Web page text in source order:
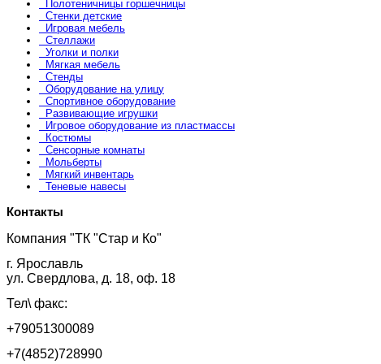
Полотеничницы горшечницы
Стенки детские
Игровая мебель
Стеллажи
Уголки и полки
Мягкая мебель
Стенды
Оборудование на улицу
Спортивное оборудование
Развивающие игрушки
Игровое оборудование из пластмассы
Костюмы
Сенсорные комнаты
Мольберты
Мягкий инвентарь
Теневые навесы
Контакты
Компания "ТК "Стар и Ко"
г. Ярославль
ул. Свердлова, д. 18, оф. 18
Тел\ факс:
+79051300089
+7(4852)728990